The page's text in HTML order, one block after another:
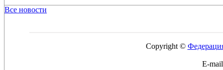
Все новости
Copyright ©
E-